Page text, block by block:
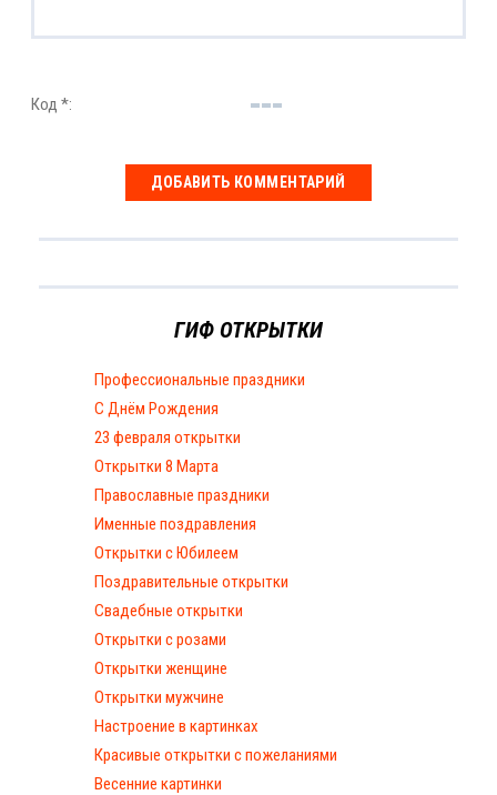
Код *:
ГИФ ОТКРЫТКИ
Профессиональные праздники
С Днём Рождения
23 февраля открытки
Открытки 8 Марта
Православные праздники
Именные поздравления
Открытки с Юбилеем
Поздравительные открытки
Свадебные открытки
Открытки с розами
Открытки женщине
Открытки мужчине
Настроение в картинках
Красивые открытки с пожеланиями
Весенние картинки